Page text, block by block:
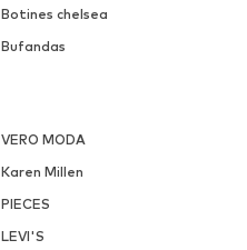
Botines chelsea
Bufandas
VERO MODA
Karen Millen
PIECES
LEVI'S